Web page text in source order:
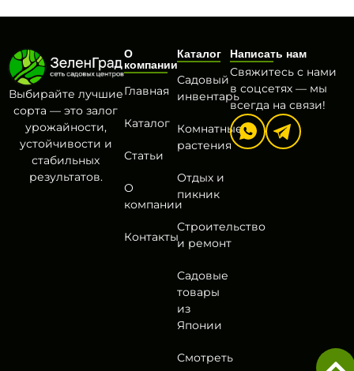
Выбирайте лучшие
сорта — это залог
урожайности,
устойчивости и
стабильных
результатов.
О
компании
Главная
Каталог
Статьи
О
компании
Контакты
Каталог
Садовый
инвентарь
Комнатные
растения
Отдых и
пикник
Строительство
и ремонт
Садовые
товары
из
Японии
Смотреть
Написать нам
Свяжитесь с нами
в соцсетях — мы
всегда на связи!